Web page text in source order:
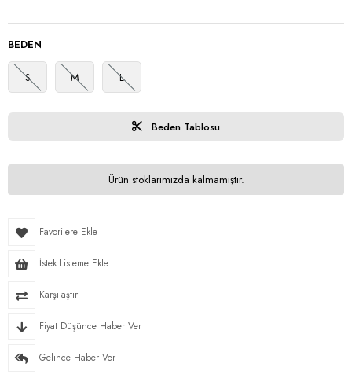
BEDEN
S M L
Beden Tablosu
Ürün stoklarımızda kalmamıştır.
Favorilere Ekle
İstek Listeme Ekle
Karşılaştır
Fiyat Düşünce Haber Ver
Gelince Haber Ver